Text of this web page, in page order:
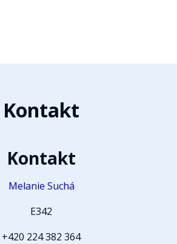
Kontakt
Kontakt
Melanie Suchá
E342
+420 224 382 364